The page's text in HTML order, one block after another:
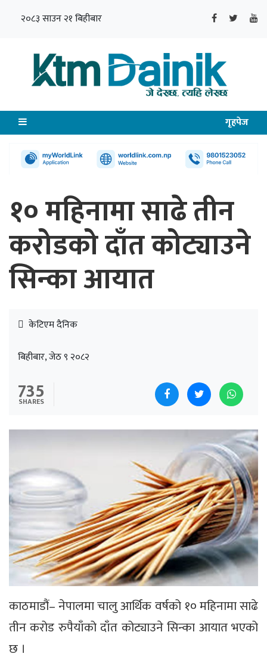
२०८३ साउन २१ बिहीबार
गृहपेज
१० महिनामा साढे तीन
करोडको दाँत कोट्याउने
सिन्का आयात
केटिएम दैनिक
बिहीबार, जेठ ९ २०८२
735
SHARES
काठमाडौं– नेपालमा चालु आर्थिक वर्षको १० महिनामा साढे
तीन करोड रुपैयाँको दाँत कोट्याउने सिन्का आयात भएको
छ ।